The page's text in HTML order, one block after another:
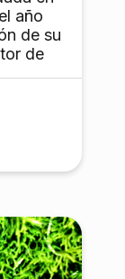
año
de su
de
a
El
su
de